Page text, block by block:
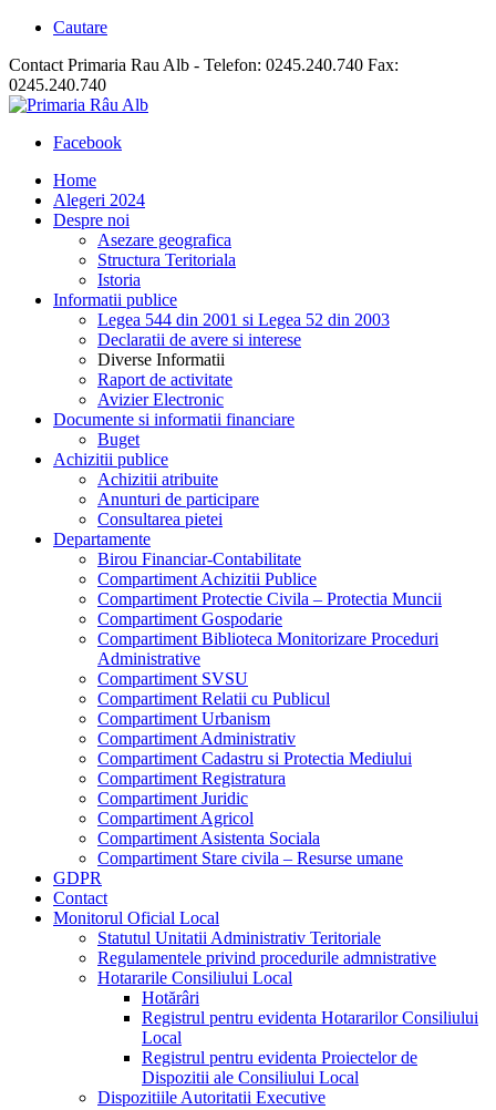
Cautare
Contact Primaria Rau Alb - Telefon: 0245.240.740 Fax:
0245.240.740
Facebook
Home
Alegeri 2024
Despre noi
Asezare geografica
Structura Teritoriala
Istoria
Informatii publice
Legea 544 din 2001 si Legea 52 din 2003
Declaratii de avere si interese
Diverse Informatii
Raport de activitate
Avizier Electronic
Documente si informatii financiare
Buget
Achizitii publice
Achizitii atribuite
Anunturi de participare
Consultarea pietei
Departamente
Birou Financiar-Contabilitate
Compartiment Achizitii Publice
Compartiment Protectie Civila – Protectia Muncii
Compartiment Gospodarie
Compartiment Biblioteca Monitorizare Proceduri
Administrative
Compartiment SVSU
Compartiment Relatii cu Publicul
Compartiment Urbanism
Compartiment Administrativ
Compartiment Cadastru si Protectia Mediului
Compartiment Registratura
Compartiment Juridic
Compartiment Agricol
Compartiment Asistenta Sociala
Compartiment Stare civila – Resurse umane
GDPR
Contact
Monitorul Oficial Local
Statutul Unitatii Administrativ Teritoriale
Regulamentele privind procedurile admnistrative
Hotararile Consiliului Local
Hotărâri
Registrul pentru evidenta Hotararilor Consiliului
Local
Registrul pentru evidenta Proiectelor de
Dispozitii ale Consiliului Local
Dispozitiile Autoritatii Executive